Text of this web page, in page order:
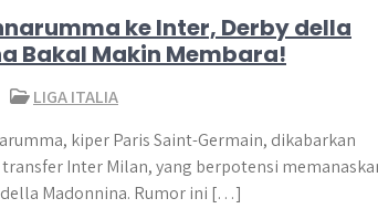
ke Inter, Derby della
Bakal Makin Membara!
LIGA ITALIA
kiper Paris Saint-Germain, dikabarkan
Inter Milan, yang berpotensi
Madonnina. Rumor ini […]